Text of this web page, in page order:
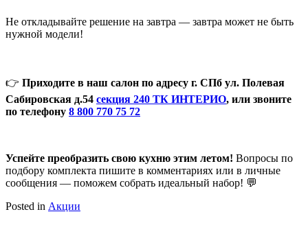
Не откладывайте решение на завтра — завтра может не быть
нужной модели!
👉 Приходите в наш салон по адресу г. СПб ул. Полевая
Сабировская д.54 секция 240 ТК ИНТЕРИО, или звоните
по телефону 8 800 770 75 72
Успейте преобразить свою кухню этим летом! Вопросы по
подбору комплекта пишите в комментариях или в личные
сообщения — поможем собрать идеальный набор! 💬
Posted in Акции